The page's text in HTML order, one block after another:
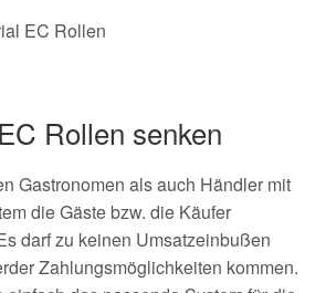
EC Rollen
Rollen senken
Gastronomen als auch Händler mit
die Gäste bzw. die Käufer
darf zu keinen Umsatzeinbußen
Zahlungsmöglichkeiten kommen.